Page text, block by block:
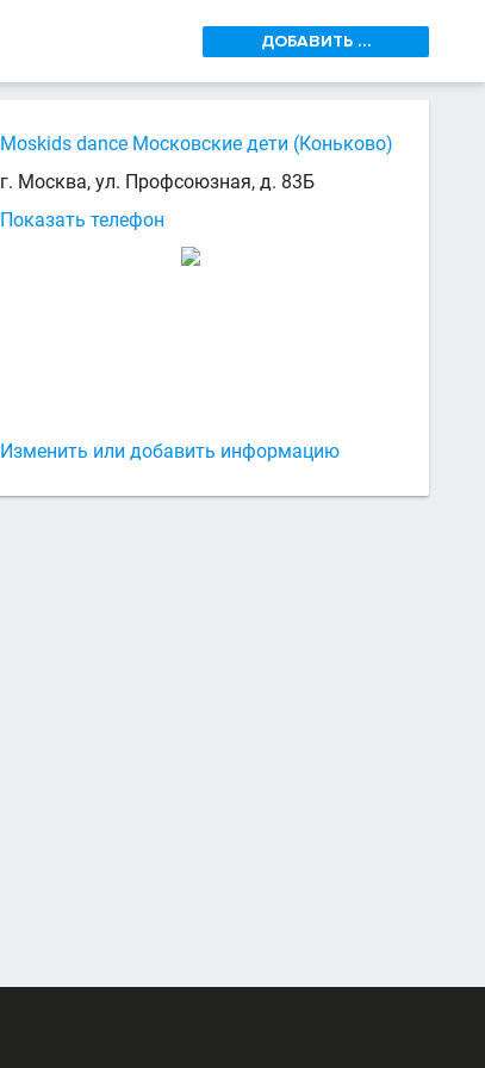
ДОБАВИТЬ ...
Moskids dance Московские дети (Коньково)
г. Москва, ул. Профсоюзная, д. 83Б
Показать телефон
Изменить или добавить информацию